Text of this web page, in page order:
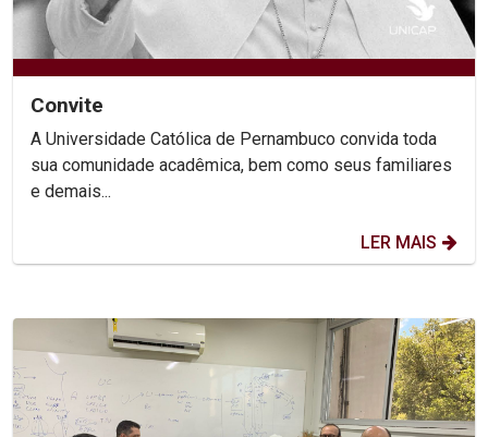
Convite
A Universidade Católica de Pernambuco convida toda
sua comunidade acadêmica, bem como seus familiares
e demais...
LER MAIS